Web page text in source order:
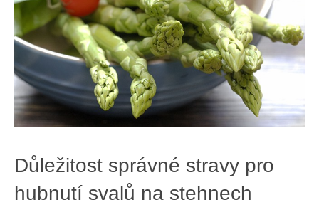
Důležitost správné stravy pro
hubnutí svalů na stehnech